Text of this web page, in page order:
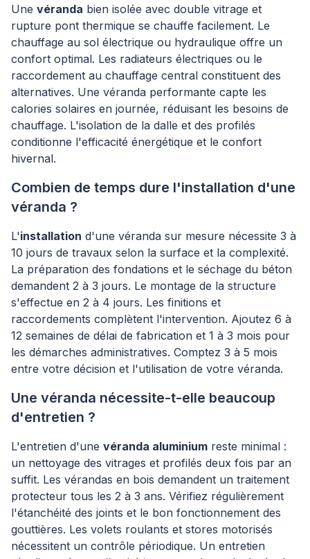
Une véranda bien isolée avec double vitrage et
rupture pont thermique se chauffe facilement. Le
chauffage au sol électrique ou hydraulique offre un
confort optimal. Les radiateurs électriques ou le
raccordement au chauffage central constituent des
alternatives. Une véranda performante capte les
calories solaires en journée, réduisant les besoins de
chauffage. L'isolation de la dalle et des profilés
conditionne l'efficacité énergétique et le confort
hivernal.
Combien de temps dure l'installation d'une
véranda ?
L'installation d'une véranda sur mesure nécessite 3 à
10 jours de travaux selon la surface et la complexité.
La préparation des fondations et le séchage du béton
demandent 2 à 3 jours. Le montage de la structure
s'effectue en 2 à 4 jours. Les finitions et
raccordements complètent l'intervention. Ajoutez 6 à
12 semaines de délai de fabrication et 1 à 3 mois pour
les démarches administratives. Comptez 3 à 5 mois
entre votre décision et l'utilisation de votre véranda.
Une véranda nécessite-t-elle beaucoup
d'entretien ?
L'entretien d'une véranda aluminium reste minimal :
un nettoyage des vitrages et profilés deux fois par an
suffit. Les vérandas en bois demandent un traitement
protecteur tous les 2 à 3 ans. Vérifiez régulièrement
l'étanchéité des joints et le bon fonctionnement des
gouttières. Les volets roulants et stores motorisés
nécessitent un contrôle périodique. Un entretien